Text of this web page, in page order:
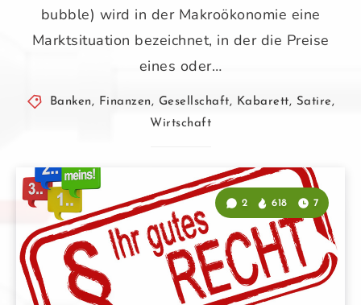
bubble) wird in der Makroökonomie eine
Marktsituation bezeichnet, in der die Preise
eines oder…
Banken, Finanzen, Gesellschaft, Kabarett, Satire,
Wirtschaft
2 618 7